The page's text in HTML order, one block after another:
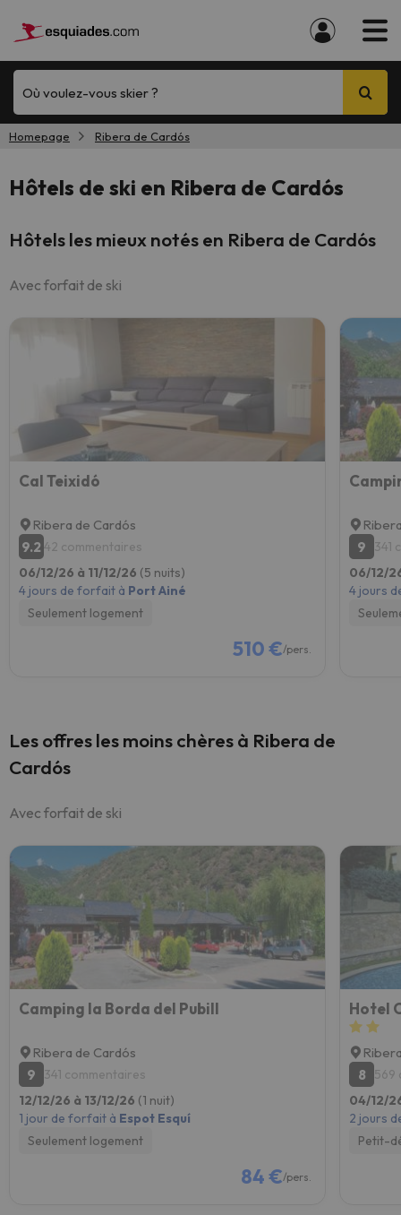
Où voulez-vous skier ?
Homepage Ribera de Cardós
Hôtels de ski en Ribera de Cardós
Hôtels les mieux notés en Ribera de Cardós
Avec forfait de ski
Cal Teixidó
Ribera de Cardós
9.2 42 commentaires
06/12/26 à 11/12/26 (5 nuits)
4 jours de forfait à Port Ainé
Seulement logement
510 €/pers.
9
341
06/12/
4 jours
Les offres les moins chères à Ribera de
Cardós
Avec forfait de ski
Camping la Borda del Pubill
Ribera de Cardós
9
341 commentaires
12/12/26 à 13/12/26 (1 nuit)
1 jour de forfait à Espot Esquí
Seulement logement
84 €/pers.
Hotel
8
569
04/12/
2 jours
Petit-